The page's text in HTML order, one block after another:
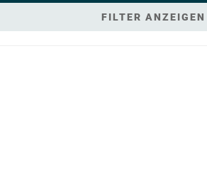
FILTER ANZEIGEN